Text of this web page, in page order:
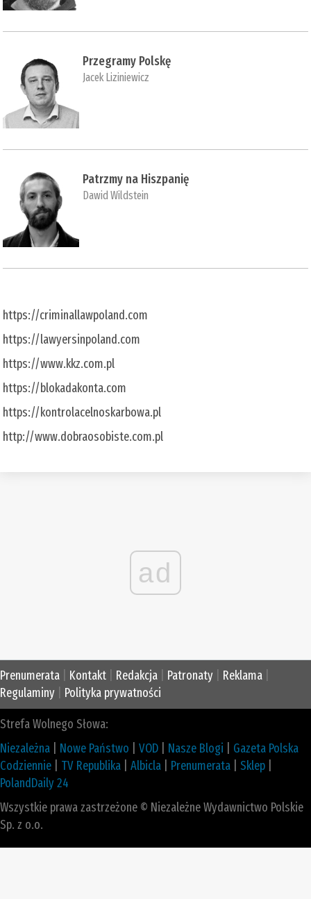
Przegramy Polskę
Jacek Liziniewicz
Patrzmy na Hiszpanię
Dawid Wildstein
https://criminallawpoland.com
https://lawyersinpoland.com
https://www.kkz.com.pl
https://blokadakonta.com
https://kontrolacelnoskarbowa.pl
http://www.dobraosobiste.com.pl
ad
Prenumerata Kontakt Redakcja Patronaty Reklama
Regulaminy
Polityka prywatności
Strefa Wolnego Słowa:
Niezależna
Nowe Państwo VOD Nasze Blogi
Gazeta Polska
Codziennie
TV Republika Albicla Prenumerata Sklep
PolandDaily 24
Wszystkie prawa zastrzeżone © Niezależne Wydawnictwo Polskie
Sp. z o.o.